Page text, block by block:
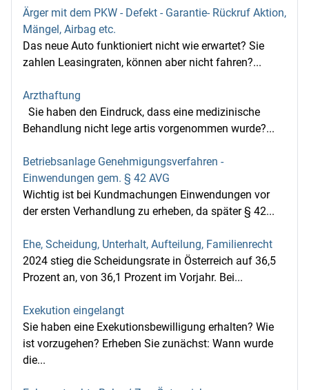
Ärger mit dem PKW - Defekt - Garantie- Rückruf Aktion,
Mängel, Airbag etc.
Das neue Auto funktioniert nicht wie erwartet? Sie
zahlen Leasingraten, können aber nicht fahren?...
Arzthaftung
Sie haben den Eindruck, dass eine medizinische
Behandlung nicht lege artis vorgenommen wurde?...
Betriebsanlage Genehmigungsverfahren -
Einwendungen gem. § 42 AVG
Wichtig ist bei Kundmachungen Einwendungen vor
der ersten Verhandlung zu erheben, da später § 42...
Ehe, Scheidung, Unterhalt, Aufteilung, Familienrecht
2024 stieg die Scheidungsrate in Österreich auf 36,5
Prozent an, von 36,1 Prozent im Vorjahr. Bei...
Exekution eingelangt
Sie haben eine Exekutionsbewilligung erhalten? Wie
ist vorzugehen? Erheben Sie zunächst: Wann wurde
die...